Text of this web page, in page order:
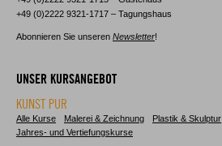
+49 (0)2222 9321-1717 – Tagungshaus
Abonnieren Sie unseren Newsletter!
UNSER KURSANGEBOT
KUNST PUR
Alle Kurse Malerei & Zeichnung Plastik & Skulptur
Jahres- und Vertiefungskurse